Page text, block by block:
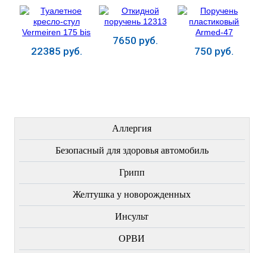
22385 руб.
7650 руб.
750 руб.
Аллергия
Безопасный для здоровья автомобиль
Грипп
Желтушка у новорожденных
Инсульт
ОРВИ